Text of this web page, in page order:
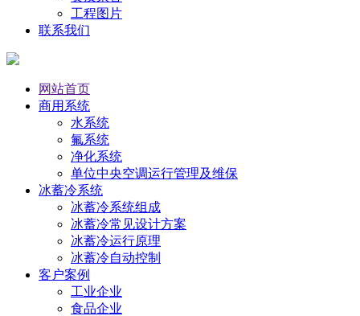
工程图片
联系我们
网站首页
商用系统
水系统
氟系统
净化系统
单位中央空调运行管理及维保
冰蓄冷系统
冰蓄冷系统组成
冰蓄冷常见设计方案
冰蓄冷运行原理
冰蓄冷自动控制
客户案例
工业企业
食品企业